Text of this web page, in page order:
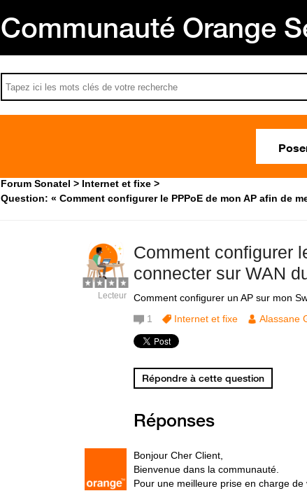
Communauté Orange
Forum Sonatel
Internet et fixe
Question: « Comment configurer le PPPoE de mon AP afin de
Comment configurer
connecter sur WAN
Comment configurer un AP sur mon
Lecteur
1 Internet et fixe Alassane
Répondre à cette question
Réponses
Bonjour Cher Client,
Bienvenue dans la communauté.
Pour une meilleure prise en charge